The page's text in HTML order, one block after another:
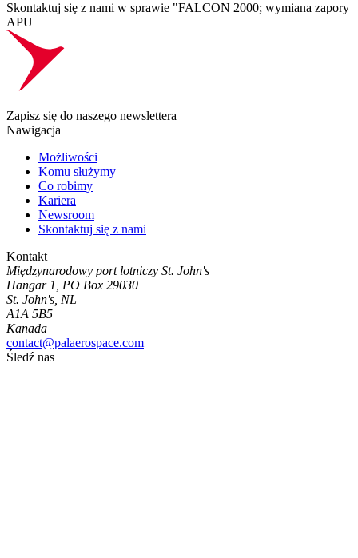
Skontaktuj się z nami w sprawie "FALCON 2000; wymiana zapory
APU
Zapisz się do naszego newslettera
Nawigacja
Możliwości
Komu służymy
Co robimy
Kariera
Newsroom
Skontaktuj się z nami
Kontakt
Międzynarodowy port lotniczy St. John's
Hangar 1, PO Box 29030
St. John's, NL
A1A 5B5
Kanada
contact@palaerospace.com
Śledź nas